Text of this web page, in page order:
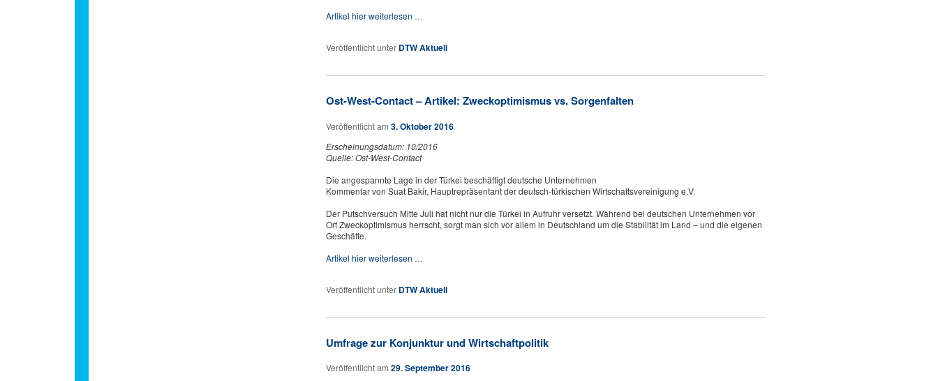
Artikel hier weiterlesen …
Veröffentlicht unter DTW Aktuell
Ost-West-Contact – Artikel: Zweckoptimismus vs. Sorgenfalten
Veröffentlicht am 3. Oktober 2016
Erscheinungsdatum: 10/2016
Quelle: Ost-West-Contact
Die angespannte Lage in der Türkei beschäftigt deutsche Unternehmen
Kommentar von Suat Bakir, Hauptrepräsentant der deutsch-türkischen Wirtschaftsvereinigung e.V.
Der Putschversuch Mitte Juli hat nicht nur die Türkei in Aufruhr versetzt. Während bei deutschen Unternehmen vor
Ort Zweckoptimismus herrscht, sorgt man sich vor allem in Deutschland um die Stabilität im Land – und die eigenen
Geschäfte.
Artikel hier weiterlesen …
Veröffentlicht unter DTW Aktuell
Umfrage zur Konjunktur und Wirtschaftpolitik
Veröffentlicht am 29. September 2016